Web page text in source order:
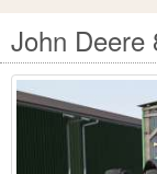
John Deere